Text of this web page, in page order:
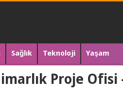
Sağlık Teknoloji Yaşam
Proje Ofisi